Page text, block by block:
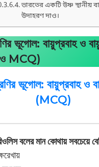
ভারতের একটি উষ্ণ স্থানীয়
উদাহরণ দাও।
ভূগোল: বায়ুপ্রবাহ ও
MCQ)
ভূগোল: বায়ুপ্রবাহ ও
(MCQ)
বলের মান কোথায় সবচেয়ে